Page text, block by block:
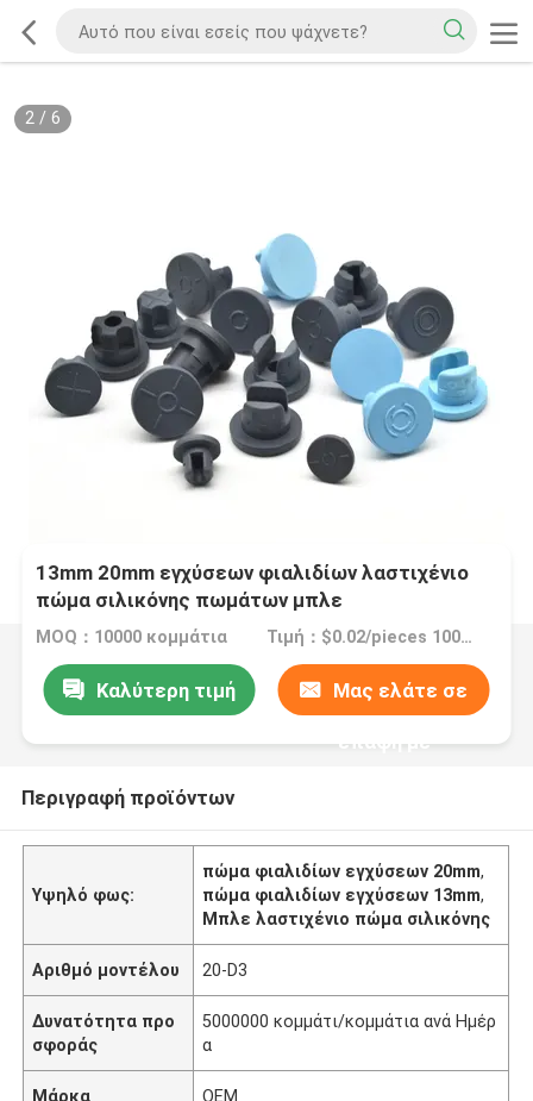
2/ 6
13mm 20mm εγχύσεων φιαλιδίων λαστιχένιο
πώμα σιλικόνης πωμάτων μπλε
MOQ：10000 κομμάτια Τιμή：$0.02/pieces 10000-99999 pieces
Καλύτερη τιμή Μας ελάτε σε
επαφή με
Περιγραφή προϊόντων
Υψηλό φως:
πώμα φιαλιδίων εγχύσεων 20mm,
πώμα φιαλιδίων εγχύσεων 13mm,
Μπλε λαστιχένιο πώμα σιλικόνης
Αριθμό μοντέλου 20-D3
Δυνατότητα προ
σφοράς
5000000 κομμάτι/κομμάτια ανά Ημέρ
α
Μάρκα OEM